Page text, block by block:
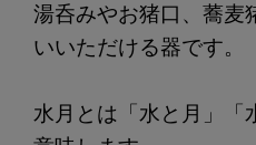
湯呑みやお猪口、蕎麦
いいただける器です。
水月とは「水と月」「